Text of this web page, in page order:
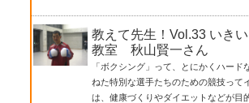
教えて先生！Vol.33 いき
教室 秋山賢一さん
「ボクシング」って、とにかくハード
ねた特別な選手たちのための競技って
は、健康づくりやダイエットなどが目